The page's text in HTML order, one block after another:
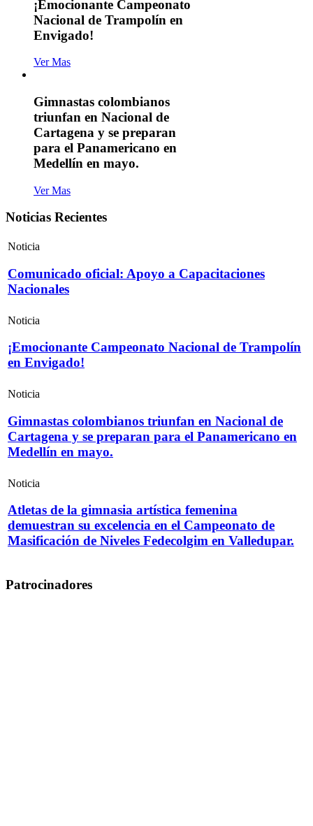
¡Emocionante Campeonato
Nacional de Trampolín en
Envigado!
Ver Mas
Gimnastas colombianos
triunfan en Nacional de
Cartagena y se preparan
para el Panamericano en
Medellín en mayo.
Ver Mas
Noticias Recientes
Noticia
Comunicado oficial: Apoyo a Capacitaciones
Nacionales
Noticia
¡Emocionante Campeonato Nacional de Trampolín
en Envigado!
Noticia
Gimnastas colombianos triunfan en Nacional de
Cartagena y se preparan para el Panamericano en
Medellín en mayo.
Noticia
Atletas de la gimnasia artística femenina
demuestran su excelencia en el Campeonato de
Masificación de Niveles Fedecolgim en Valledupar.
Patrocinadores